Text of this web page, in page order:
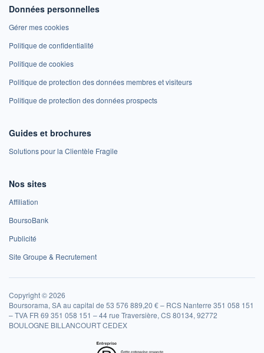
Données personnelles
Gérer mes cookies
Politique de confidentialité
Politique de cookies
Politique de protection des données membres et visiteurs
Politique de protection des données prospects
Guides et brochures
Solutions pour la Clientèle Fragile
Nos sites
Affiliation
BoursoBank
Publicité
Site Groupe & Recrutement
Copyright © 2026
Boursorama, SA au capital de 53 576 889,20 € – RCS Nanterre 351 058 151
– TVA FR 69 351 058 151 – 44 rue Traversière, CS 80134, 92772
BOULOGNE BILLANCOURT CEDEX